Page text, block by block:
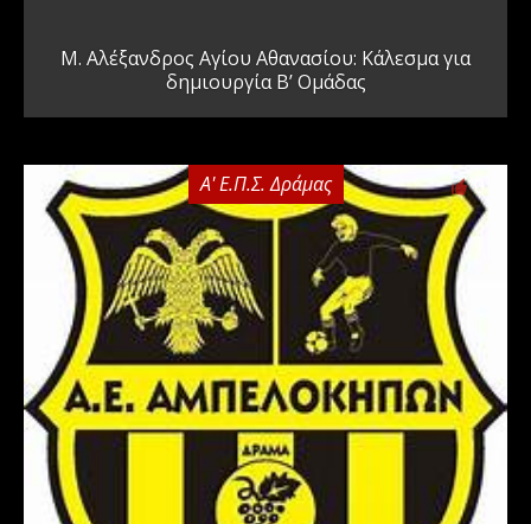
Μ. Αλέξανδρος Αγίου Αθανασίου: Κάλεσμα για
δημιουργία Β’ Ομάδας
Α' Ε.Π.Σ. Δράμας 0